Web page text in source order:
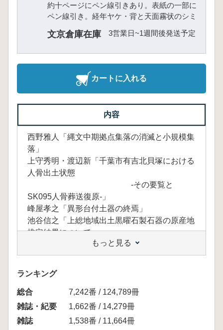
約十ページにペン線引きあり。表紙の一部に
ペン線引き。経年ヤケ・背と天面霧状のシミ
文京倉庫在庫 3営業日~1週間後発送予定
カートに入れる
内容
西野雅人「縄文中期拠点集落の消滅と小規模集
落」
上守秀明・渡辺新「千葉市有吉北貝塚における
人骨出土状態
-その要覧と
SK095人骨葬送復原-」
峰屋孝之「異形台付土器の終焉」
池谷信之「上総地域出土黒曜石製石器の原産地
推定結果について」
大村裕・下総考古学研究会
「渡辺新氏の疑問と問題提起に答
える-松戸市中峠遺跡第4次調査1号住出土土器
群について-」
他
もっと見る
ランキング
総合
7,242番 / 124,789冊
雑誌・紀要
1,662番 / 14,279冊
雑誌
1,538番 / 11,664冊